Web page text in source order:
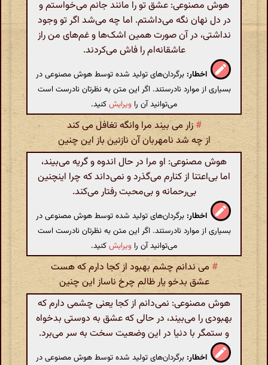
هوش مصنوعی: عشق تو را مانند جانم می‌خواستم و
در دل نهان نگه می‌داشتم. اما چه می‌شد اگر تو وجود
نداشتی، در آن صورت همین اشک‌ها و غم‌های من راز
عاشقانه‌ام را فاش می‌کردند.
اخطار: برگردان‌های تولید شده توسط هوش مصنوعی در
بسیاری از موارد نادرستند. اگر این متن به نظرتان نادرست است
می‌توانید آن را ویرایشکنید.
#زار می بیند مرا وانگه تغافل می کند
از چه شد نامهربان آن نازنین باز این چنین
هوش مصنوعی: او مرا در حال اندوه و گریه می‌بیند،
اما بی‌اعتنا از کنارم می‌گذرد و نمی‌داند که چرا اینچنین
بی‌رحمانه و بی‌محبت رفتار می‌کند.
اخطار: برگردان‌های تولید شده توسط هوش مصنوعی در
بسیاری از موارد نادرستند. اگر این متن به نظرتان نادرست است
می‌توانید آن را ویرایشکنید.
# می ندانم چشم بهبود از کجا دارم که هست
عشق بدخو یار ظالم چرخ ناساز این چنین
هوش مصنوعی: نمی‌دانم از کجا یعنی چشمی دارم که
بهبودی را می‌بیند، در حالی که عشق به دوستی بدخواه
و ستمگر با دنیا در این وضعیت سخت به سر می‌برد.
اخطار: برگردان‌های تولید شده توسط هوش مصنوعی در